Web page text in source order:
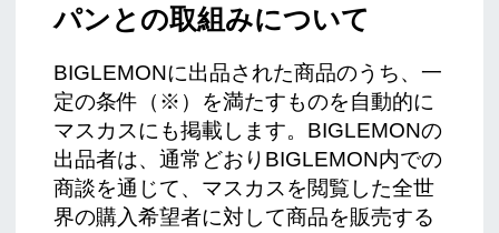
パンとの取組みについて
BIGLEMONに出品された商品のうち、一
定の条件（※）を満たすものを自動的に
マスカスにも掲載します。BIGLEMONの
出品者は、通常どおりBIGLEMON内での
商談を通じて、マスカスを閲覧した全世
界の購入希望者に対して商品を販売する